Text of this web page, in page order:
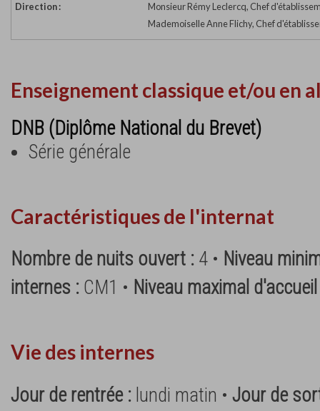
Direction :
Monsieur Rémy Leclercq, Chef
Mademoiselle Anne Flichy, Chef
Enseignement classique et/ou en
DNB (Diplôme National du Brevet)
Série générale
Caractéristiques de l'internat
Nombre de nuits ouvert : 4 • Niveau
internes : CM1 • Niveau maximal
Vie des internes
Jour de rentrée : lundi matin • Jour de